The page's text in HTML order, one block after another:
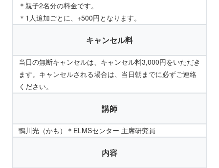
＊親子2名分の料金です。
＊1人追加ごとに、+500円となります。
キャンセル料
当日の無断キャンセルは、キャンセル料3,000円をいただき
ます。キャンセルされる場合は、当日朝までに必ずご連絡
ください。
講師
鴨川光（かも）＊ELMSセンター 主席研究員
内容